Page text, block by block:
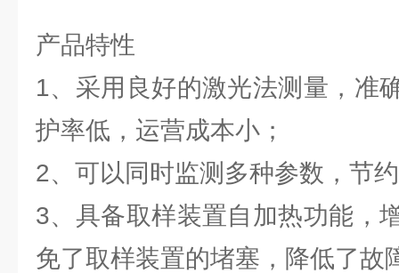
产品特性
1、采用良好的激光法测量，准
护率低，运营成本小；
2、可以同时监测多种参数，节
3、具备取样装置自加热功能，
免了取样装置的堵塞，降低了故